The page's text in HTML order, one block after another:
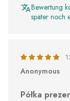
Bewertung
später noch
Anonymous
Półka